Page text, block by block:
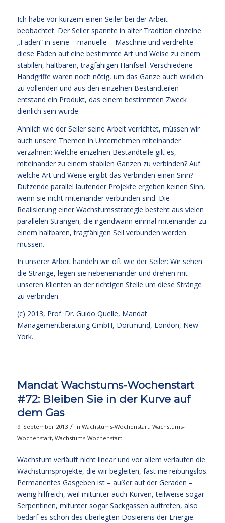
Ich habe vor kurzem einen Seiler bei der Arbeit
beobachtet. Der Seiler spannte in alter Tradition einzelne
„Fäden“ in seine – manuelle – Maschine und verdrehte
diese Fäden auf eine bestimmte Art und Weise zu einem
stabilen, haltbaren, tragfähigen Hanfseil. Verschiedene
Handgriffe waren noch nötig, um das Ganze auch wirklich
zu vollenden und aus den einzelnen Bestandteilen
entstand ein Produkt, das einem bestimmten Zweck
dienlich sein würde.
Ähnlich wie der Seiler seine Arbeit verrichtet, müssen wir
auch unsere Themen in Unternehmen miteinander
verzahnen: Welche einzelnen Bestandteile gilt es,
miteinander zu einem stabilen Ganzen zu verbinden? Auf
welche Art und Weise ergibt das Verbinden einen Sinn?
Dutzende parallel laufender Projekte ergeben keinen Sinn,
wenn sie nicht miteinander verbunden sind. Die
Realisierung einer Wachstumsstrategie besteht aus vielen
parallelen Strängen, die irgendwann einmal miteinander zu
einem haltbaren, tragfähigen Seil verbunden werden
müssen.
In unserer Arbeit handeln wir oft wie der Seiler: Wir sehen
die Stränge, legen sie nebeneinander und drehen mit
unseren Klienten an der richtigen Stelle um diese Stränge
zu verbinden.
(c) 2013, Prof. Dr. Guido Quelle, Mandat
Managementberatung GmbH, Dortmund, London, New
York.
Mandat Wachstums-Wochenstart
#72: Bleiben Sie in der Kurve auf
dem Gas
9. September 2013 / in Wachstums-Wochenstart, Wachstums-
Wochenstart, Wachstums-Wochenstart
Wachstum verläuft nicht linear und vor allem verlaufen die
Wachstumsprojekte, die wir begleiten, fast nie reibungslos.
Permanentes Gasgeben ist – außer auf der Geraden –
wenig hilfreich, weil mitunter auch Kurven, teilweise sogar
Serpentinen, mitunter sogar Sackgassen auftreten, also
bedarf es schon des überlegten Dosierens der Energie.